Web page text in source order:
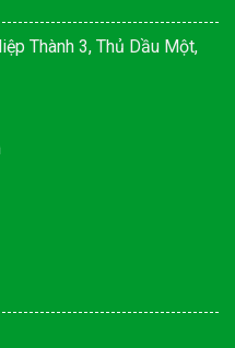
Thành 3, Thủ Dầu Một,